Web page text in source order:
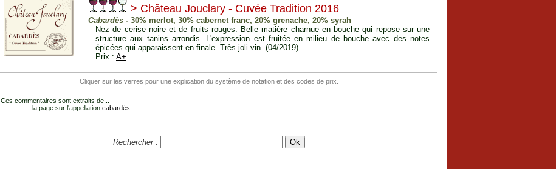
> Château Jouclary - Cuvée Tradition 2016
Cabardès - 30% merlot, 30% cabernet franc, 20% grenache, 20% syrah
Nez de cerise noire et de fruits rouges. Belle matière charnue en bouche qui repose sur une
structure aux tanins arrondis. L'expression est fruitée en milieu de bouche avec des notes
épicées qui apparaissent en finale. Très joli vin. (04/2019)
Prix : A+
Cliquer sur les verres pour une explication du système de notation et des codes de prix.
Ces commentaires sont extraits de...
... la page sur l'appellation cabardès
Rechercher :